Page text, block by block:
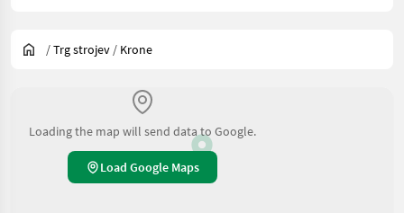
/Trg strojev / Krone
Loading the map will send data to Google.
Load Google Maps